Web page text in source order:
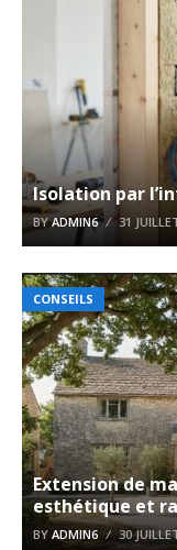
Isolation par
BYADMIN6 31
CONSEILS
Extension de
esthétique et
BY ADMIN6 30